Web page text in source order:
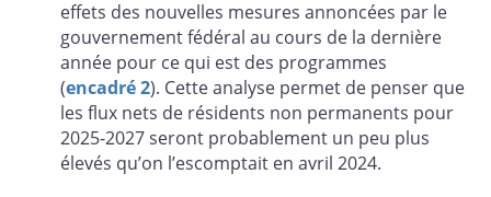
effets des nouvelles mesures annoncées par le
gouvernement fédéral au cours de la dernière
année pour ce qui est des programmes
(encadré 2). Cette analyse permet de penser que
les flux nets de résidents non permanents pour
2025-2027 seront probablement un peu plus
élevés qu’on l’escomptait en avril 2024.